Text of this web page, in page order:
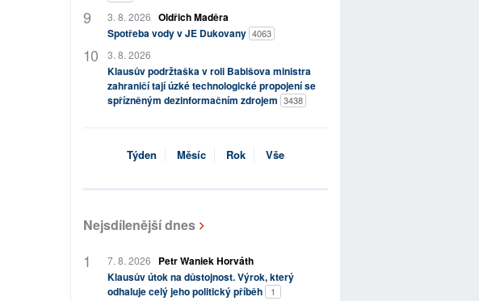
3. 8. 2026 Oldřich Maděra
Spotřeba vody v JE Dukovany 4063
3. 8. 2026
Klausův podržtaška v roli Babišova ministra
zahraničí tají úzké technologické propojení se
spřízněným dezinformačním zdrojem 3438
Týden Měsíc Rok Vše
Nejsdílenější dnes
7. 8. 2026
Petr Waniek Horváth
Klausův útok na důstojnost. Výrok, který
odhaluje celý jeho politický příběh
1